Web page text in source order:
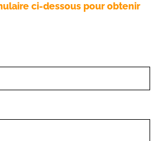
ci-dessous pour obtenir